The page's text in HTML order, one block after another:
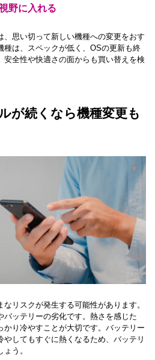
野に入れる
、思い切って新しい機種への変更をおす
種は、スペックが低く、OSの更新も終
安全性や快適さの面からも買い替えを検
が続くなら機種変更も
リスクが発生する可能性があります。
バッテリーの劣化です。熱さを感じた
かり冷やすことが大切です。バッテリー
してもすぐに熱くなるため、バッテリ
う。